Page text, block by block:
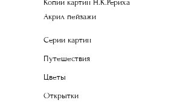
Копии картин Н.К.Рериха
Акрил пейзажи
Серии картин
Путешествия
Цветы
Открытки